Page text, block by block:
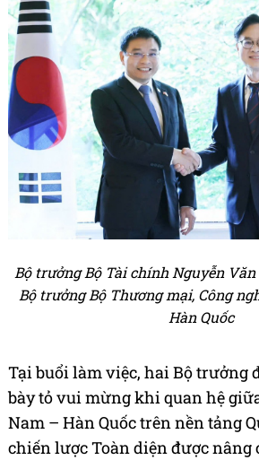
Bộ trưởng Bộ Tài chính Nguyễn
Bộ trưởng Bộ Thương mại, Công
Hàn Quốc
Tại buổi làm việc, hai Bộ trưởng
bày tỏ vui mừng khi quan hệ
Nam – Hàn Quốc trên nền tảng
chiến lược Toàn diện được nâng